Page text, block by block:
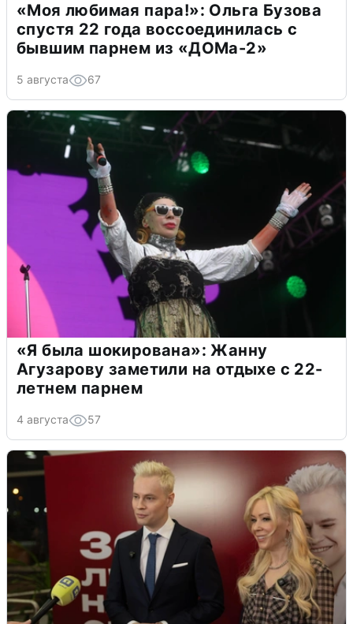
«Моя любимая пара!»: Ольга Бузова
спустя 22 года воссоединилась с
бывшим парнем из «ДОМа-2»
5 августа 67
«Я была шокирована»: Жанну
Агузарову заметили на отдыхе с 22-
летнем парнем
4 августа 57